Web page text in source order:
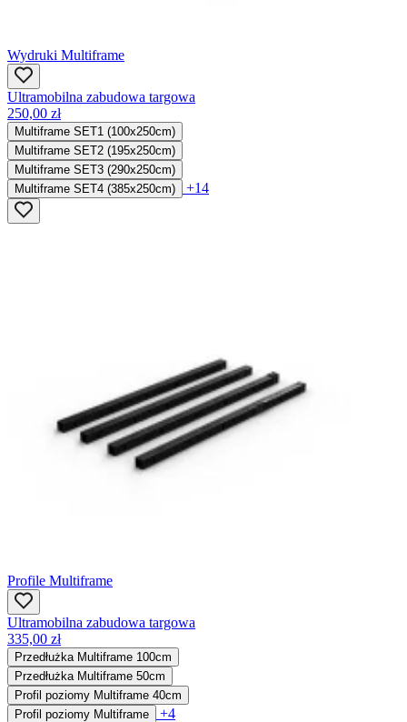
Wydruki Multiframe
Ultramobilna zabudowa targowa
250,00 zł
Multiframe SET1 (100x250cm)
Multiframe SET2 (195x250cm)
Multiframe SET3 (290x250cm)
Multiframe SET4 (385x250cm)
+14
Profile Multiframe
Ultramobilna zabudowa targowa
335,00 zł
Przedłużka Multiframe 100cm
Przedłużka Multiframe 50cm
Profil poziomy Multiframe 40cm
Profil poziomy Multiframe
+4